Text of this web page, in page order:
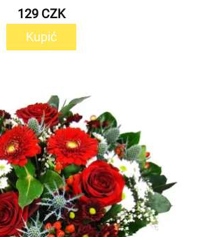
129 CZK
Kupić